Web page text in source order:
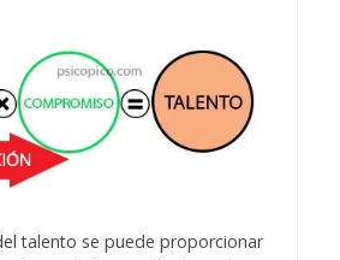
talento se puede proporcionar